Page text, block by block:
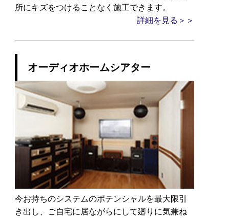
所にキズをつけることなく施工できます。
詳細を見る＞＞
オーディオホームシアター
今お持ちのシステムのポテンシャルを最大限引
き出し、ご自宅に居ながらにして廻りに気兼ね